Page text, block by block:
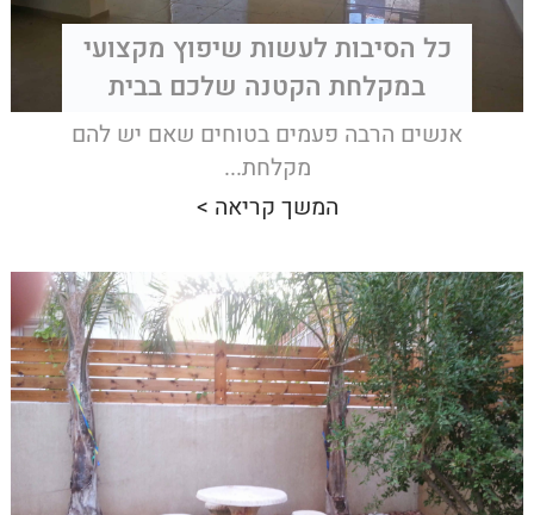
כל הסיבות לעשות שיפוץ מקצועי
במקלחת הקטנה שלכם בבית
אנשים הרבה פעמים בטוחים שאם יש להם
מקלחת...
המשך קריאה >